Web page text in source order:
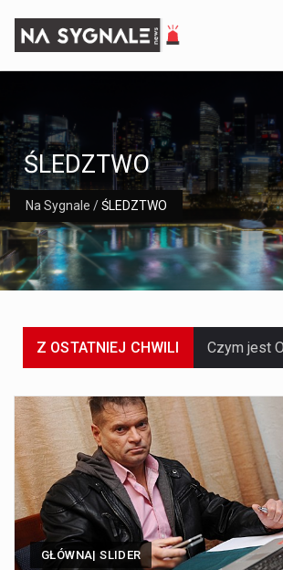
Na Sygnale /ŚLEDZTWO
ŚLEDZTWO
Z OSTATNIEJ CHWILI
GŁÓWNA| SLIDER